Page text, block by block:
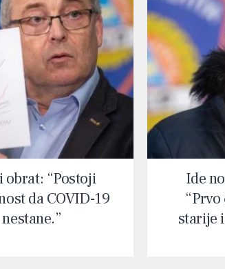
obrat: “Postoji
da COVID-19
nestane.”
Ide
starije